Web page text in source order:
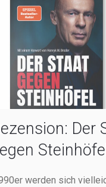
Der
werden sich